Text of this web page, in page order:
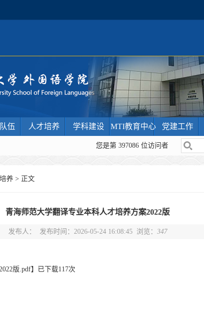
伍 人才培养 学科建设 MTI教育中心 党建工作
您是第 397086 位访问者
养 > 正文
青海师范大学翻译专业本科人才培养方案2022版
发布人： 发布时间：2026-05-24 16:08:45 浏览： 347
版.pdf】已下载117次